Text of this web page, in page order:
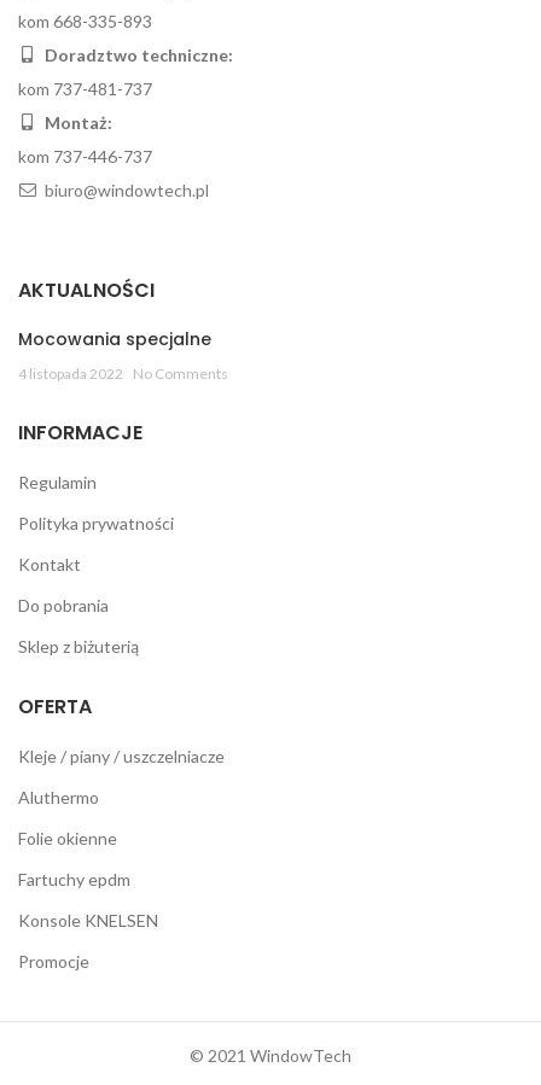
kom 668-335-893
Doradztwo techniczne:
kom 737-481-737
Montaż:
kom 737-446-737
biuro@windowtech.pl
AKTUALNOŚCI
Mocowania specjalne
4 listopada 2022 No Comments
INFORMACJE
Regulamin
Polityka prywatności
Kontakt
Do pobrania
Sklep z biżuterią
OFERTA
Kleje / piany / uszczelniacze
Aluthermo
Folie okienne
Fartuchy epdm
Konsole KNELSEN
Promocje
© 2021 WindowTech